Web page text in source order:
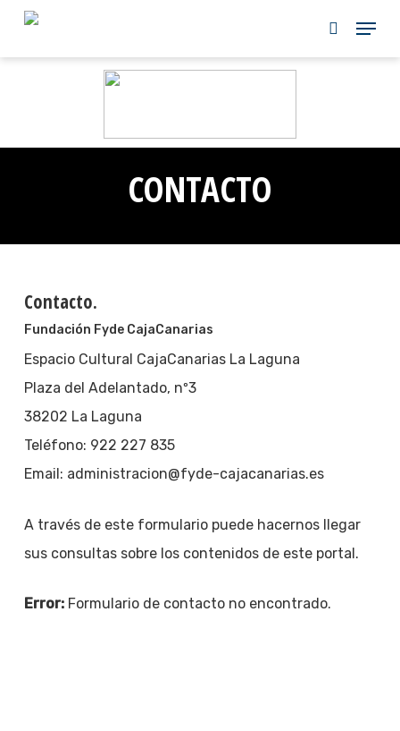
Skip
CONTACTO
Contacto.
Fundación Fyde CajaCanarias
Espacio Cultural CajaCanarias La Laguna
Plaza del Adelantado, nº3
38202 La Laguna
Teléfono: 922 227 835
Email: administracion@fyde-cajacanarias.es
A través de este formulario puede hacernos llegar
sus consultas sobre los contenidos de este portal.
Error:Formulario de contacto no encontrado.